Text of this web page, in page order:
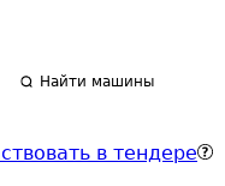
Найти машины
в тендере